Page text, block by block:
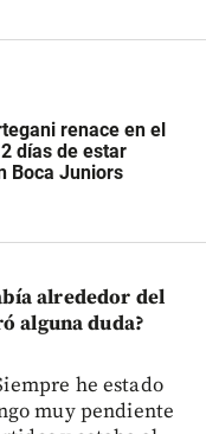
renace en el
días de estar
Boca Juniors
alrededor del
alguna duda?
he estado
muy pendiente